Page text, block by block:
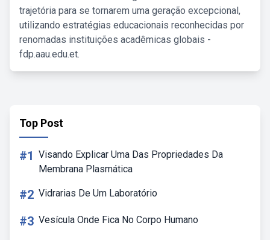
trajetória para se tornarem uma geração excepcional,
utilizando estratégias educacionais reconhecidas por
renomadas instituições acadêmicas globais -
fdp.aau.edu.et.
Top Post
#1 Visando Explicar Uma Das Propriedades Da
Membrana Plasmática
#2 Vidrarias De Um Laboratório
#3 Vesícula Onde Fica No Corpo Humano